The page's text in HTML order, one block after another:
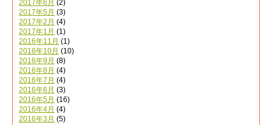
2017年6月 (2)
2017年5月 (3)
2017年2月 (4)
2017年1月 (1)
2016年11月 (1)
2016年10月 (10)
2016年9月 (8)
2016年8月 (4)
2016年7月 (4)
2016年6月 (3)
2016年5月 (16)
2016年4月 (4)
2016年3月 (5)